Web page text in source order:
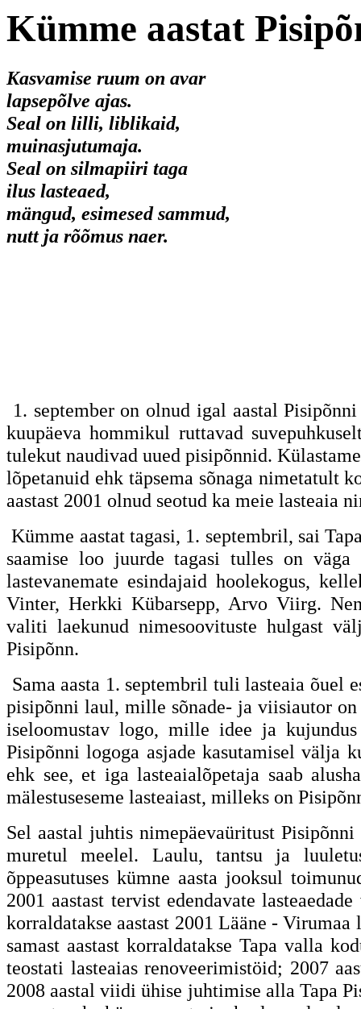
Kümme aastat
Kasvamise ruum on avar
lapsepõlve ajas.
Seal on lilli, liblikaid,
muinasjutumaja.
Seal on silmapiiri taga
ilus lasteaed,
mängud, esimesed sammud,
nutt ja rõõmus naer.
1. september on olnud igal aastal
kuupäeva hommikul ruttavad
tulekut naudivad uued pisipõnnid.
lõpetanuid ehk täpsema sõnaga nimetatult
aastast 2001 olnud seotud ka meie lasteaia
Kümme aastat tagasi, 1. septembril, sai
saamise loo juurde tagasi tulles on väga
lastevanemate esindajaid hoolekogus,
Vinter, Herkki Kübarsepp, Arvo Viirg.
valiti laekunud nimesoovituste hulgast
Pisipõnn.
Sama aasta 1. septembril tuli lasteaia õuel
pisipõnni laul, mille sõnade- ja viisiautor
iseloomustav logo, mille idee ja
Pisipõnni logoga asjade kasutamisel välja
ehk see, et iga lasteaialõpetaja saab
mälestuseseme lasteaiast, milleks on
Sel aastal juhtis nimepäevaüritust
muretul meelel. Laulu, tantsu ja
õppeasutuses kümne aasta jooksul
2001 aastast tervist edendavate
korraldatakse aastast 2001 Lääne -
samast aastast korraldatakse Tapa valla
teostati lasteaias renoveerimistöid; 2007
2008 aastal viidi ühise juhtimise alla Tapa